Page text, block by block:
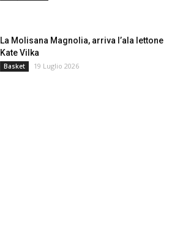
La Molisana Magnolia, arriva l’ala lettone
Kate Vilka
Basket 19 Luglio 2026